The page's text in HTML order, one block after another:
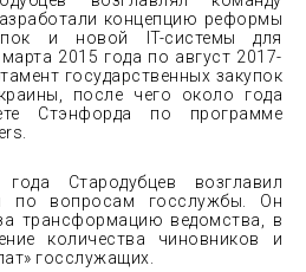
концепцию реформы
и новой IT-системы для
2015 года по август 2017-
государственных закупок
после чего около года
Стэнфорда по программе
Стародубцев возглавил
по вопросам госслужбы. Он
трансформацию ведомства, в
количества чиновников и
госслужащих.